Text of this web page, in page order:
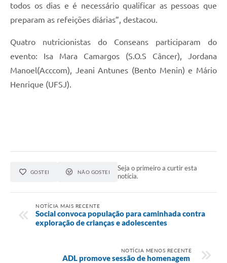
todos os dias e é necessário qualificar as pessoas que
preparam as refeições diárias”, destacou.
Quatro nutricionistas do Conseans participaram do
evento: Isa Mara Camargos (S.O.S Câncer), Jordana
Manoel(Acccom), Jeani Antunes (Bento Menin) e Mário
Henrique (UFSJ).
GOSTEI NÃO GOSTEI
Seja o primeiro a curtir esta
notícia.
NOTÍCIA MAIS RECENTE
Social convoca população para caminhada contra
exploração de crianças e adolescentes
NOTÍCIA MENOS RECENTE
ADL promove sessão de homenagem